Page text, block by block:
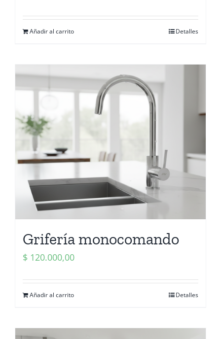
Añadir al carrito Detalles
Grifería monocomando
$ 120.000,00
Añadir al carrito Detalles